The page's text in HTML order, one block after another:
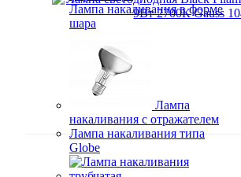
Лампа накаливания в форме
шара
Лампа
накаливания с отражателем
Лампа накаливания типа
Globe